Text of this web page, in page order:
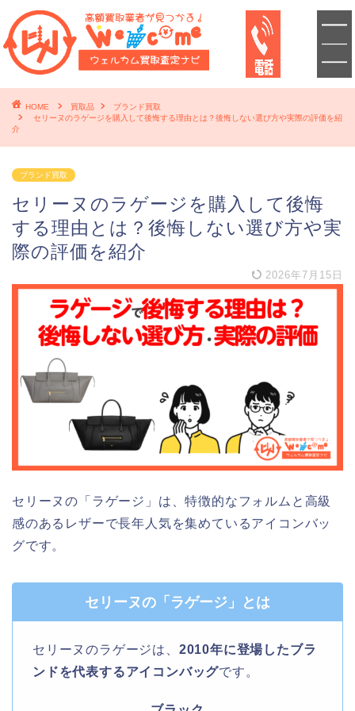
HOME 買取品
ブランド買取
セリーヌのラゲージを購入して後悔する理由とは？後悔しない選び方や実際の評価を紹
介
ブランド買取
セリーヌのラゲージを購入して後悔
する理由とは？後悔しない選び方や実
際の評価を紹介
2026年7月15日
セリーヌの「ラゲージ」は、特徴的なフォルムと高級
感のあるレザーで長年人気を集めているアイコンバッ
グです。
セリーヌの「ラゲージ」とは
セリーヌのラゲージは、 2010年に登場したブラ
ンドを代表するアイコンバッグです。